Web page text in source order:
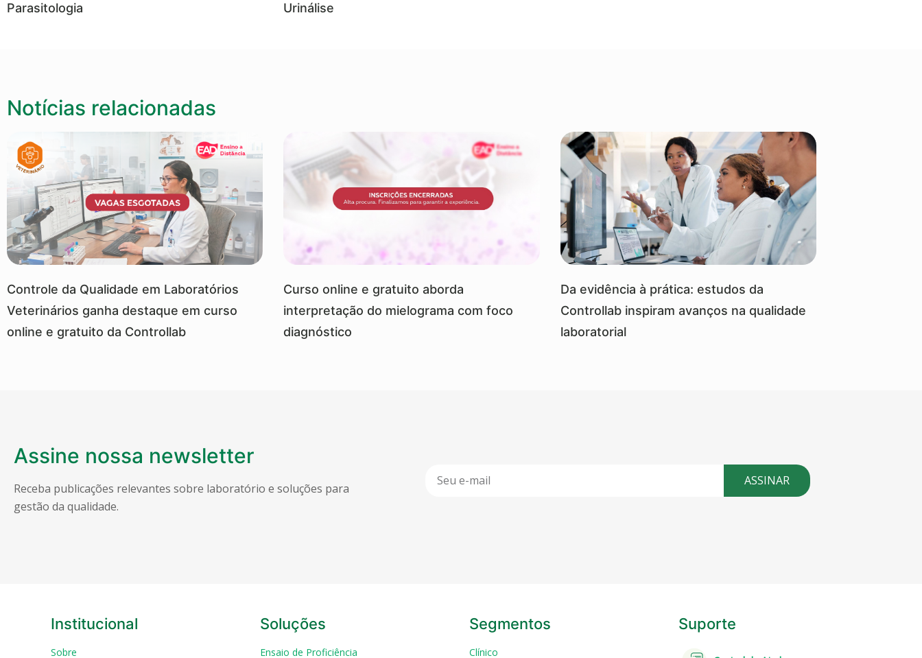
Parasitologia
Urinálise
Notícias relacionadas
Controle da Qualidade em Laboratórios
Veterinários ganha destaque em curso
online e gratuito da Controllab
Curso online e gratuito aborda
interpretação do mielograma com foco
diagnóstico
Da evidência à prática: estudos da
Controllab inspiram avanços na qualidade
laboratorial
Assine nossa newsletter
Receba publicações relevantes sobre laboratório e soluções para
gestão da qualidade.
ASSINAR
Institucional
Sobre
Soluções
Ensaio de Proficiência
Segmentos
Clínico
Suporte